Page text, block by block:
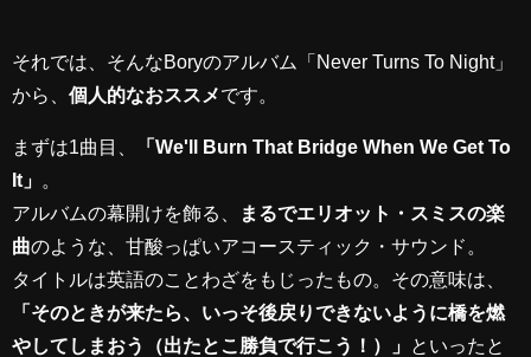
それでは、そんなBoryのアルバム「Never Turns To Night」
から、 個人的なおススメです。
まずは1曲目、
「We'll Burn That Bridge When We Get To
It」
アルバムの幕開けを飾る、
まるでエリオット・スミスの楽
曲のような、甘酸っぱいアコースティック・サウンド。
タイトルは英語のことわざをもじったもの。その意味は、
「そのときが来たら、いっそ後戻りできないように橋を燃
やしてしまおう（出たとこ勝負で行こう！）」
といったと